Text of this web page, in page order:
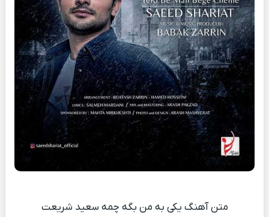
متن آهنگ یکی به من بگه چمه سعید شریعت